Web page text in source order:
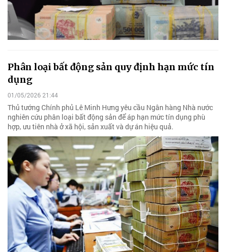
Phân loại bất động sản quy định hạn mức tín
dụng
01/05/2026 21:44
Thủ tướng Chính phủ Lê Minh Hưng yêu cầu Ngân hàng Nhà nước
nghiên cứu phân loại bất động sản để áp hạn mức tín dụng phù
hợp, ưu tiên nhà ở xã hội, sản xuất và dự án hiệu quả.